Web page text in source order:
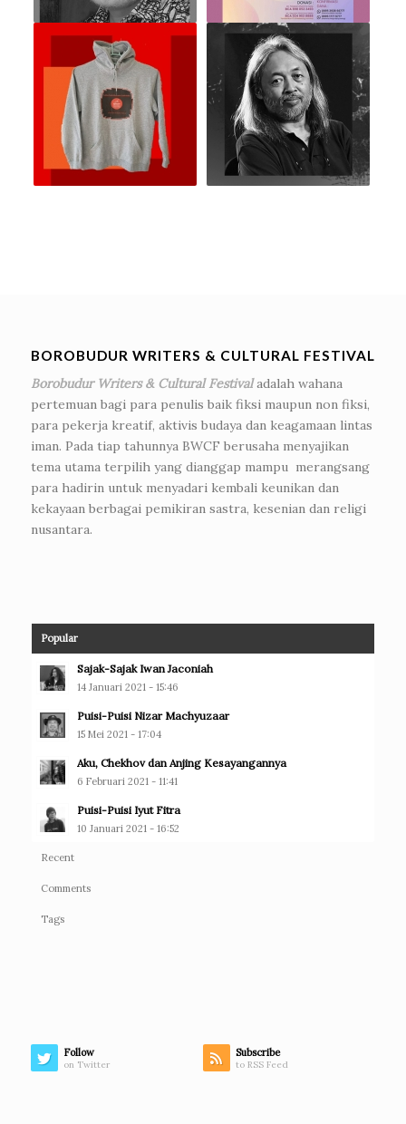
BOROBUDUR WRITERS & CULTURAL FESTIVAL
Borobudur Writers & Cultural Festivaladalah wahana
pertemuan bagi para penulis baik fiksi maupun non fiksi,
para pekerja kreatif, aktivis budaya dan keagamaan lintas
iman. Pada tiap tahunnya BWCF berusaha menyajikan
tema utama terpilih yang dianggap mampu merangsang
para hadirin untuk menyadari kembali keunikan dan
kekayaan berbagai pemikiran sastra, kesenian dan religi
nusantara.
Popular
Sajak-Sajak Iwan Jaconiah
14 Januari 2021 - 15:46
Puisi-Puisi Nizar Machyuzaar
15 Mei 2021 - 17:04
Aku, Chekhov dan Anjing Kesayangannya
6 Februari 2021 - 11:41
Puisi-Puisi Iyut Fitra
10 Januari 2021 - 16:52
Recent
Comments
Tags
Follow
on Twitter
Subscribe
to RSS Feed